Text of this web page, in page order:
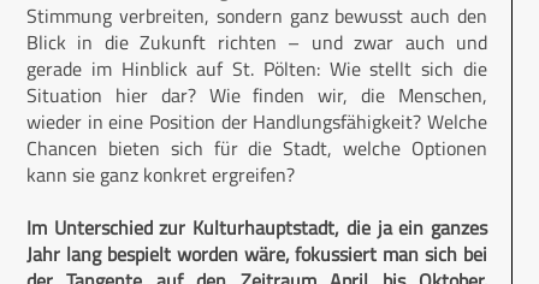
Stimmung verbreiten, sondern ganz bewusst auch den
Blick in die Zukunft richten – und zwar auch und
gerade im Hinblick auf St. Pölten: Wie stellt sich die
Situation hier dar? Wie finden wir, die Menschen,
wieder in eine Position der Handlungsfähigkeit? Welche
Chancen bieten sich für die Stadt, welche Optionen
kann sie ganz konkret ergreifen?
Im Unterschied zur Kulturhauptstadt, die ja ein ganzes
Jahr lang bespielt worden wäre, fokussiert man sich bei